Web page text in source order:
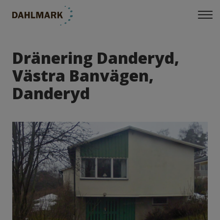
Dränering Danderyd,
Västra Banvägen,
Danderyd